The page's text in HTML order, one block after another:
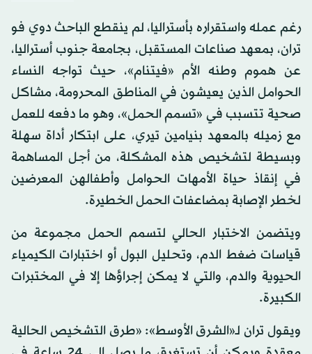
رغم عمله واستقراره بأستراليا، لم ينقطع الباحث دوي فو
تران، بمعهد صناعات المستقبل، بجامعة جنوب أستراليا،
عن هموم وطنه الأم «فيتنام»، حيث تواجه النساء
الحوامل الذين يعيشون في المناطق المحرومة، مشاكل
صحية تتسبب في «تسمم الحمل»، وهو ما دفعه للعمل
مع زميله بالمعهد بنيامين تيري، على ابتكار أداة سهلة
وبسيطة لتشخيص هذه المشكلة، من أجل المساهمة
في إنقاذ حياة الأمهات الحوامل وأطفالهن المعرضين
لخطر الإصابة بمضاعفات الحمل الخطيرة.
ويتضمن الاختبار الحالي لتسمم الحمل مجموعة من
قياسات ضغط الدم، وتحليل البول أو اختبارات الكيمياء
الحيوية والدم، والتي لا يمكن إجراؤها إلا في المختبرات
الكبيرة.
ويقول تران لـ«الشرق الأوسط»: «طرق التشخيص الحالية